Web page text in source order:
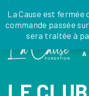
to
the
La Cause est fermée
commande passée
sera traitée à
JE DONNE JE PARRAINE
LE